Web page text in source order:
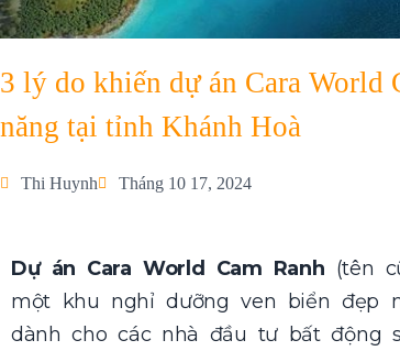
3 lý do khiến dự án Cara World
năng tại tỉnh Khánh Hoà
Thi Huynh Tháng 10 17, 2024
Dự án Cara World Cam Ranh (tên
một khu nghỉ dưỡng ven biển đẹp
dành cho các nhà đầu tư bất động